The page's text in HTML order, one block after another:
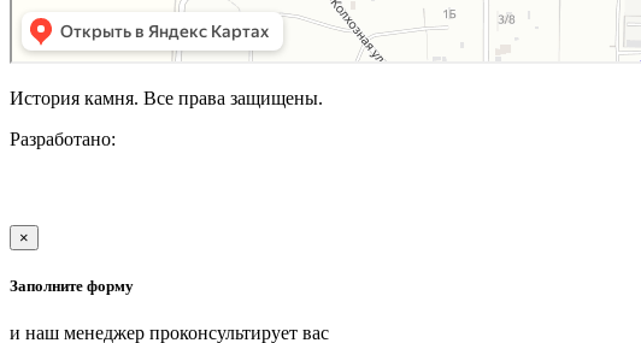
История камня. Все права защищены.
Разработано:
×
Заполните форму
и наш менеджер проконсультирует вас